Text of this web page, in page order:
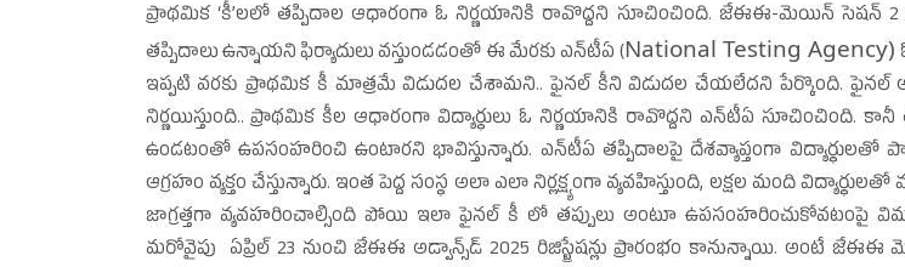
ప్రాథమిక ‘కీ’లలో తప్పిదాల ఆధారంగా ఓ నిర్ణయానికి రావొద్దని సూచించింది. జేఈఈ-మెయిన్‌ సెషన్‌ 2
తప్పిదాలు ఉన్నాయని ఫిర్యాదులు వస్తుండడంతో ఈ మేరకు ఎన్‌టీఏ (National Testing Agency)
ఇప్పటి వరకు ప్రాథమిక కీ మాత్రమే విడుదల చేశామని.. ఫైనల్‌ కీని విడుదల చేయలేదని పేర్కొంది. ఫైనల్‌
నిర్ణయిస్తుంది.. ప్రాథమిక కీల ఆధారంగా విద్యార్థులు ఓ నిర్ణయానికి రావొద్దని ఎన్‌టీఏ సూచించింది. కానీ
ఉండటంతో ఉపసంహరించి ఉంటారని భావిస్తున్నారు. ఎన్‌టీఏ తప్పిదాలపై దేశవ్యాప్తంగా విద్యార్థులతో
ఆగ్రహం వ్యక్తం చేస్తున్నారు. ఇంత పెద్ద సంస్థ అలా ఎలా నిర్లక్ష్యంగా వ్యవహిస్తుంది, లక్షల మంది
జాగ్రత్తగా వ్యవహరించాల్సింది పోయి ఇలా ఫైనల్‌ కీ లో తప్పులు అంటూ ఉపసంహరించుకోవటంపై
మరోవైపు ఏప్రిల్‌ 23 నుంచి జేఈఈ అడ్వాన్స్‌డ్‌ 2025 రిజిస్ట్రేషన్లు ప్రారంభం కానున్నాయి. అంటే